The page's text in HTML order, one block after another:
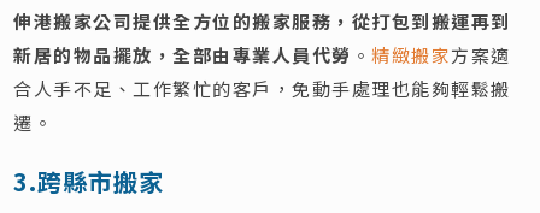
伸港搬家公司提供全方位的搬家服務，從打包到搬運再到
新居的物品擺放，全部由專業人員代勞 。精緻搬家方案適
合人手不足、工作繁忙的客戶，免動手處理也能夠輕鬆搬
遷。
3.跨縣市搬家